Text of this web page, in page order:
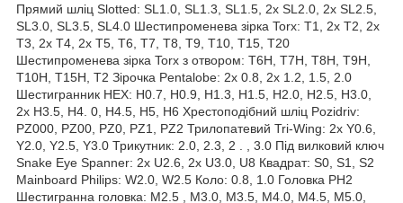
Прямий шліц Slotted: SL1.0, SL1.3, SL1.5, 2x SL2.0, 2x SL2.5,
SL3.0, SL3.5, SL4.0 Шестипроменева зірка Torx: T1, 2x T2, 2x
T3, 2x T4, 2x T5, T6, T7, T8, T9, T10, T15, T20
Шестипроменева зірка Torx з отвором: T6H, T7H, T8H, T9H,
T10H, T15H, T2 Зірочка Pentalobe: 2x 0.8, 2x 1.2, 1.5, 2.0
Шестигранник HEX: H0.7, H0.9, H1.3, H1.5, H2.0, H2.5, H3.0,
2x H3.5, H4. 0, H4.5, H5, H6 Хрестоподібний шліц Pozidriv:
PZ000, PZ00, PZ0, PZ1, PZ2 Трилопатевий Tri-Wing: 2x Y0.6,
Y2.0, Y2.5, Y3.0 Трикутник: 2.0, 2.3, 2 .
, 3.0 Під вилковий ключ
Snake Eye Spanner: 2x U2.6, 2x U3.0, U8 Квадрат: S0, S1, S2
Mainboard Philips: W2.0, W2.5 Коло: 0.8, 1.0 Головка PH2
Шестигранна головка: M2.5
, M3.0, M3.5, M4.0, M4.5, M5.0,